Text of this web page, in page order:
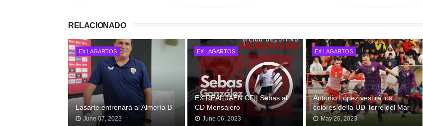
RELACIONADO
EX LAGARTOS
Lasarte entrenará al Almería B
June 07, 2023
EX LAGARTOS
EX REAL JAÉN CF|| Sebas al
CD Mensajero
June 06, 2023
EX LAGARTOS
Antonio López vestirá los
colores de la UD Torre del Mar
May 26, 2023